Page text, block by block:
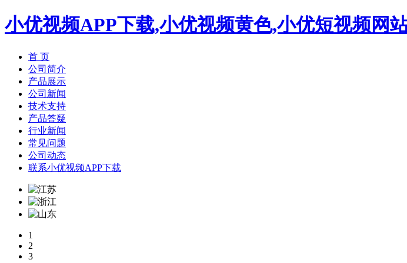
小优视频APP下载,小优视频黄色,小优短视频网
首 页
公司简介
产品展示
公司新闻
技术支持
产品答疑
行业新闻
常见问题
公司动态
联系小优视频APP下载
1
2
3